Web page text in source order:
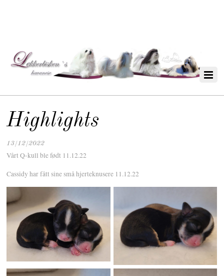
Highlights
13/12/2022
Vårt Q-kull ble født 11.12.22
Cassidy har fått sine små hjerteknusere 11.12.22